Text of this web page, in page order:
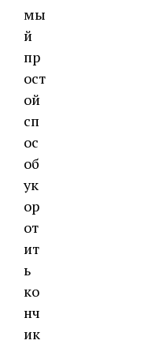
мы
й
пр
ост
ой
сп
ос
об
ук
ор
от
ит
ь
ко
нч
ик